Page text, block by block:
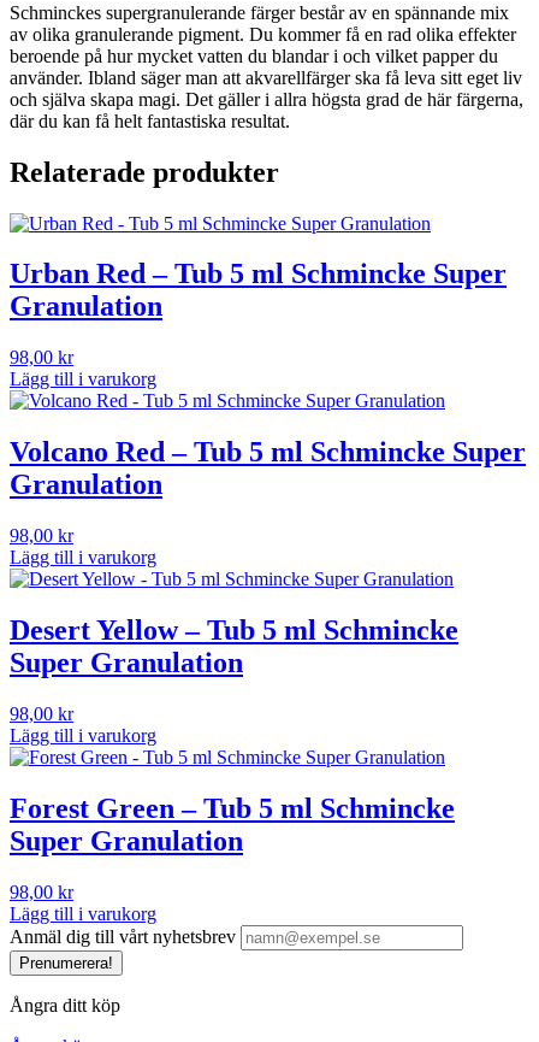
Schminckes supergranulerande färger består av en spännande mix
av olika granulerande pigment. Du kommer få en rad olika effekter
beroende på hur mycket vatten du blandar i och vilket papper du
använder. Ibland säger man att akvarellfärger ska få leva sitt eget liv
och själva skapa magi. Det gäller i allra högsta grad de här färgerna,
där du kan få helt fantastiska resultat.
Relaterade produkter
Urban Red – Tub 5 ml Schmincke Super
Granulation
98,00 kr
Lägg till i varukorg
Volcano Red – Tub 5 ml Schmincke Super
Granulation
98,00 kr
Lägg till i varukorg
Desert Yellow – Tub 5 ml Schmincke
Super Granulation
98,00 kr
Lägg till i varukorg
Forest Green – Tub 5 ml Schmincke
Super Granulation
98,00 kr
Lägg till i varukorg
Anmäl dig till vårt nyhetsbrev
Prenumerera!
Ångra ditt köp